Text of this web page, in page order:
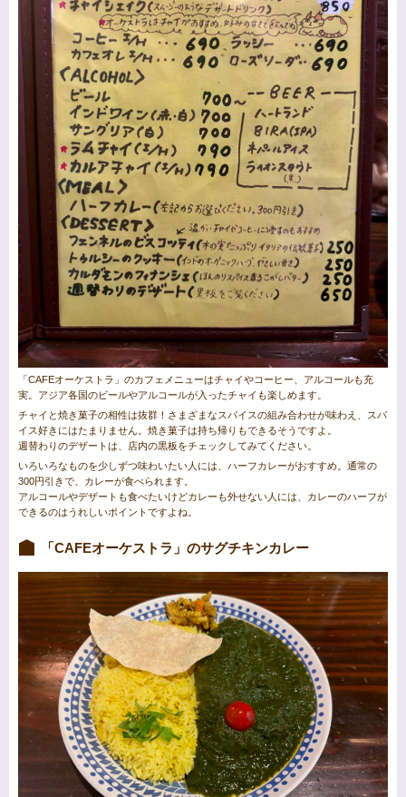
「CAFEオーケストラ」のカフェメニューはチャイやコーヒー、アルコールも充
実。アジア各国のビールやアルコールが入ったチャイも楽しめます。
チャイと焼き菓子の相性は抜群！さまざまなスパイスの組み合わせが味わえ、スパ
イス好きにはたまりません。焼き菓子は持ち帰りもできるそうですよ。
週替わりのデザートは、店内の黒板をチェックしてみてください。
いろいろなものを少しずつ味わいたい人には、ハーフカレーがおすすめ。通常の
300円引きで、カレーが食べられます。
アルコールやデザートも食べたいけどカレーも外せない人には、カレーのハーフが
できるのはうれしいポイントですよね。
「CAFEオーケストラ」のサグチキンカレー